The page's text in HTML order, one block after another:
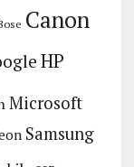
Canon
HP
Microsoft
Samsung